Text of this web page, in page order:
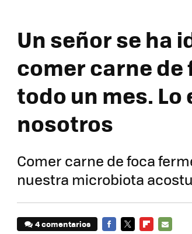
Un señor se ha
comer carne
todo un mes.
nosotros
Comer carne de foca
nuestra microbiota
4 comentarios